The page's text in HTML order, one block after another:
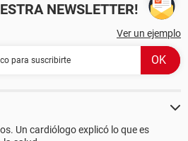
NEWSLETTER!
Ver un ejemplo
Un cardiólogo explicó lo que es